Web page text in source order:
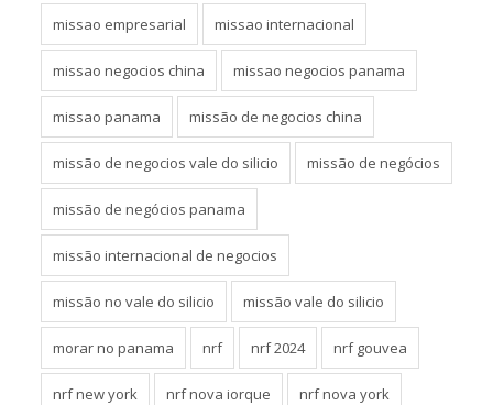
missao empresarial missao internacional
missao negocios china missao negocios panama
missao panama missão de negocios china
missão de negocios vale do silicio missão de negócios
missão de negócios panama
missão internacional de negocios
missão no vale do silicio missão vale do silicio
morar no panama nrf nrf 2024 nrf gouvea
nrf new york nrf nova iorque nrf nova york